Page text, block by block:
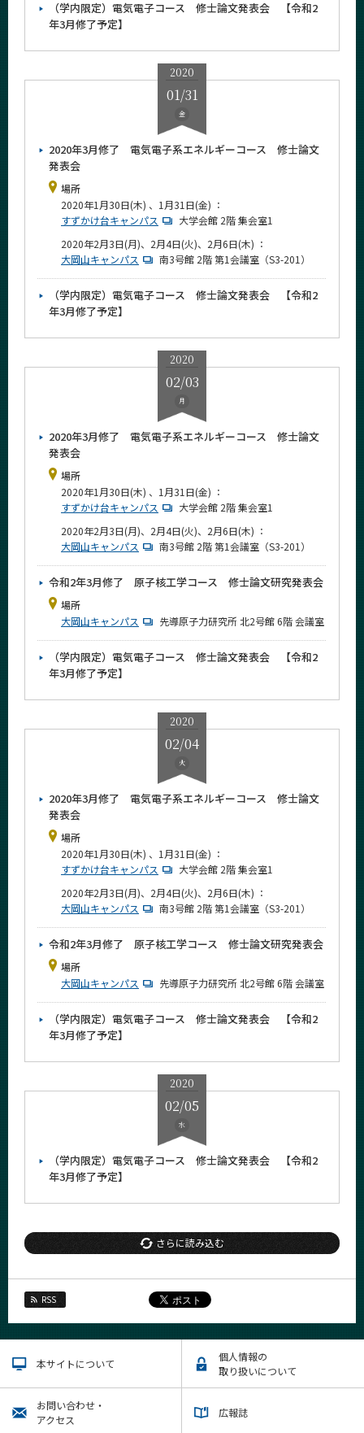
（学内限定）電気電子コース 修士論文発表会 【令和2
年3月修了予定】
2020
01/31
金
2020年3月修了 電気電子系エネルギーコース 修士論文
発表会
場所
2020年1月30日(木) 、1月31日(金) ：
すずかけ台キャンパス
大学会館 2階 集会室1
2020年2月3日(月)、2月4日(火)、2月6日(木) ：
大岡山キャンパス
南3号館 2階 第1会議室（S3-201）
（学内限定）電気電子コース 修士論文発表会 【令和2
年3月修了予定】
2020
02/03
月
2020年3月修了 電気電子系エネルギーコース 修士論文
発表会
場所
2020年1月30日(木) 、1月31日(金) ：
すずかけ台キャンパス
大学会館 2階 集会室1
2020年2月3日(月)、2月4日(火)、2月6日(木) ：
大岡山キャンパス
南3号館 2階 第1会議室（S3-201）
令和2年3月修了 原子核工学コース 修士論文研究発表会
場所
大岡山キャンパス
先導原子力研究所 北2号館 6階 会議室
（学内限定）電気電子コース 修士論文発表会 【令和2
年3月修了予定】
2020
02/04
火
2020年3月修了 電気電子系エネルギーコース 修士論文
発表会
場所
2020年1月30日(木) 、1月31日(金) ：
すずかけ台キャンパス
大学会館 2階 集会室1
2020年2月3日(月)、2月4日(火)、2月6日(木) ：
大岡山キャンパス
南3号館 2階 第1会議室（S3-201）
令和2年3月修了 原子核工学コース 修士論文研究発表会
場所
大岡山キャンパス
先導原子力研究所 北2号館 6階 会議室
（学内限定）電気電子コース 修士論文発表会 【令和2
年3月修了予定】
2020
02/05
水
（学内限定）電気電子コース 修士論文発表会 【令和2
年3月修了予定】
さらに読み込む
RSS
本サイトについて
個人情報の
取り扱いについて
お問い合わせ・
アクセス
広報誌